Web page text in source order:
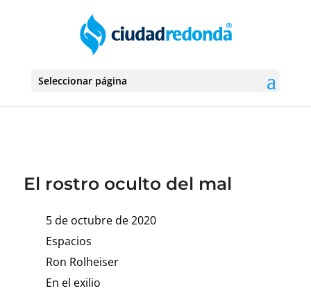
Seleccionar página
El rostro oculto del mal
5 de octubre de 2020
Espacios
Ron Rolheiser
En el exilio